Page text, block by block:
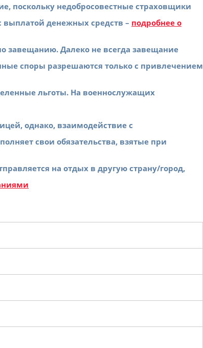
поскольку недобросовестные страховщики
денежных средств – подробнее о
завещанию. Далеко не всегда завещание
споры разрешаются только с привлечением
льготы. На военнослужащих
однако, взаимодействие с
свои обязательства, взятые при
на отдых в другую страну/город,